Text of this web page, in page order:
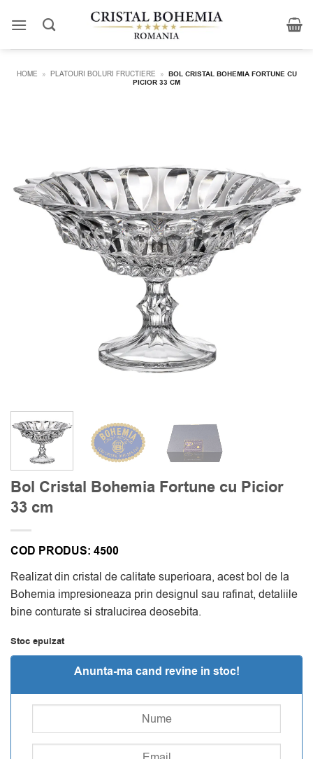
HOME » PLATOURI BOLURI FRUCTIERE » BOL CRISTAL BOHEMIA FORTUNE CU
PICIOR 33 CM
Bol Cristal Bohemia Fortune cu Picior
33 cm
COD PRODUS: 4500
Realizat din cristal de calitate superioara, acest bol de la
Bohemia impresioneaza prin designul sau rafinat, detaliile
bine conturate si stralucirea deosebita.
Stoc epuizat
Anunta-ma cand revine in stoc!